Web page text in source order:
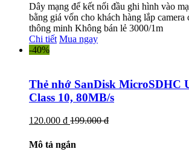
Dây mạng để kết nối đầu ghi hình vào
bằng giá vốn cho khách hàng lắp camera
thông minh Không bán lẻ 3000/1m
Chi tiết Mua ngay
-40%
Thẻ nhớ SanDisk MicroSDHC
Class 10, 80MB/s
120.000 đ 199.000 đ
Mô tả ngắn